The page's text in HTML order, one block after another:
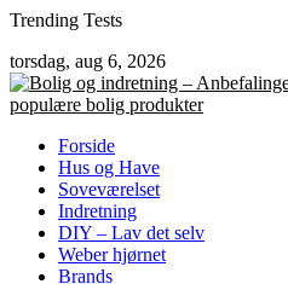
Skip
content
Trending Tests
torsdag, aug 6, 2026
Forside
Hus og Have
Soveværelset
Indretning
DIY – Lav det selv
Weber hjørnet
Brands